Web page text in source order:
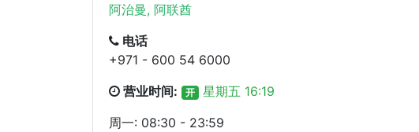
阿治曼, 阿联酋
电话
+971 - 600 54 6000
营业时间:
开
星期五 16:19
周一: 08:30 - 23:59